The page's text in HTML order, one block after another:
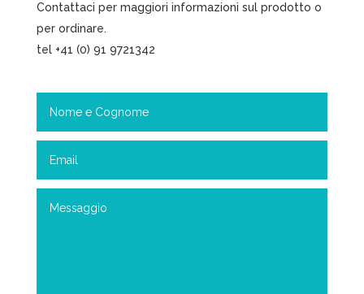
Contattaci per maggiori informazioni sul prodotto o
per ordinare.
tel +41 (0) 91 9721342